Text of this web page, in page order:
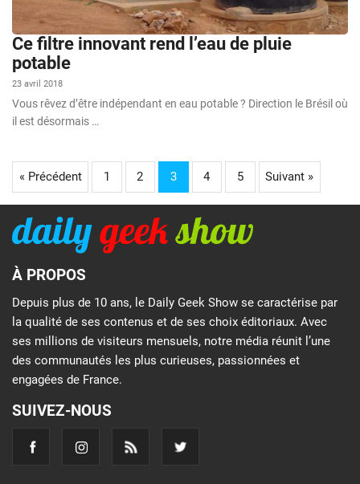
Ce filtre innovant rend l’eau de pluie
potable
23 avril 2018
Vous rêvez d’être indépendant en eau potable ? Direction le Brésil où
il est désormais …
« Précédent 1 2 3 4 5 Suivant »
À PROPOS
Depuis plus de 10 ans, le Daily Geek Show se caractérise par
la qualité de ses contenus et de ses choix éditoriaux. Avec
ses millions de visiteurs mensuels, notre média réunit l’une
des communautés les plus curieuses, passionnées et
engagées de France.
SUIVEZ-NOUS